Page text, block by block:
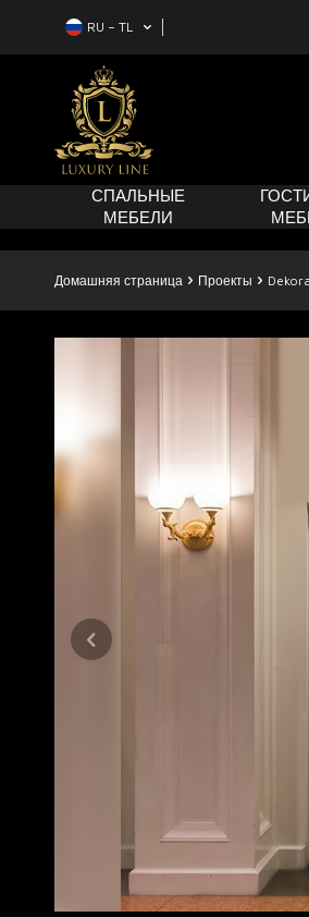
RU − TL
СПАЛЬНЫЕ
МЕБЕЛИ
Домашняя страница Проекты